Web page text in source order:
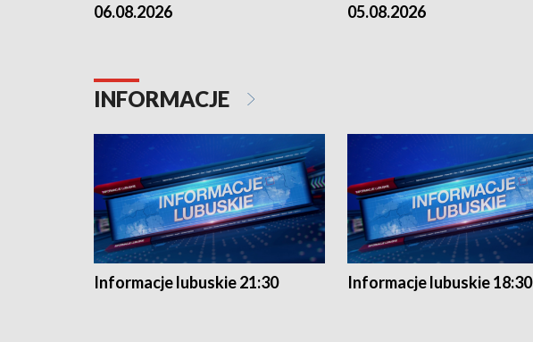
06.08.2026 05.08.2026
INFORMACJE
Informacje lubuskie 21:30 Informacje lubuskie 18:30